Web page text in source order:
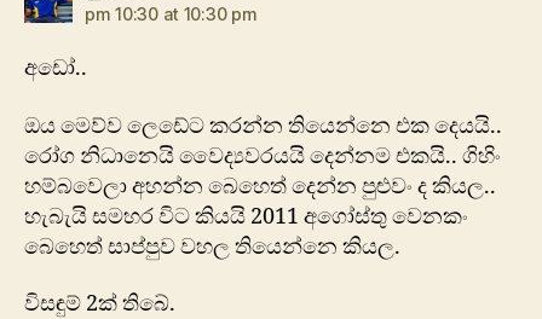
pm 10:30 at 10:30 pm
අඩෝ..
ඔය මෙව්ව ලෙඩේට කරන්න තියෙන්නෙ එක දෙයයි..
රෝග නිධානෙයි වෛද්‍යවරයයි දෙන්නම එකයි.. ගිහිං
හම්බවෙලා අහන්න බෙහෙත් දෙන්න පුළුවං ද කියල..
හැබැයි සමහර විට කියයි 2011 අගෝස්තු වෙනකං
බෙහෙත් සාප්පුව වහල තියෙන්නෙ කියල.
විසඳුම් 2ක් තිබේ.